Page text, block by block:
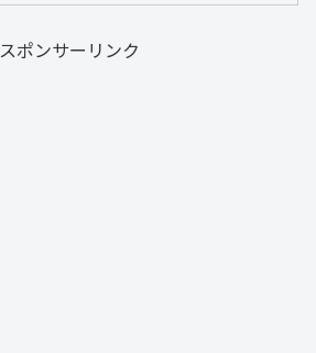
スポンサーリンク